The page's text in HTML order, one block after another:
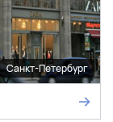
Санкт-Петербург